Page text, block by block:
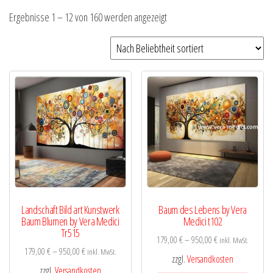
Ergebnisse 1 – 12 von 160 werden angezeigtNach
Beliebtheit
sortiert
Landschaft Bild art Kunstwerk
Baum Blumen by Vera Medici
Tr515
179,00€–950,00€ inkl. MwSt.
Baum des Lebens by Vera
Medici t102
179,00€–950,00€ inkl. MwSt.
zzgl.Versandkosten